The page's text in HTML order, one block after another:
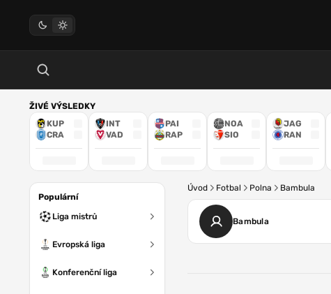
ŽIVÉ VÝSLEDKY
KUP
CRA
INT
VAD
PAI
RAP
NOA
SIO
JAG
RAN
Populární
Liga mistrů
Evropská liga
Konferenční liga
Úvod Fotbal Polna Bambula
Bambula